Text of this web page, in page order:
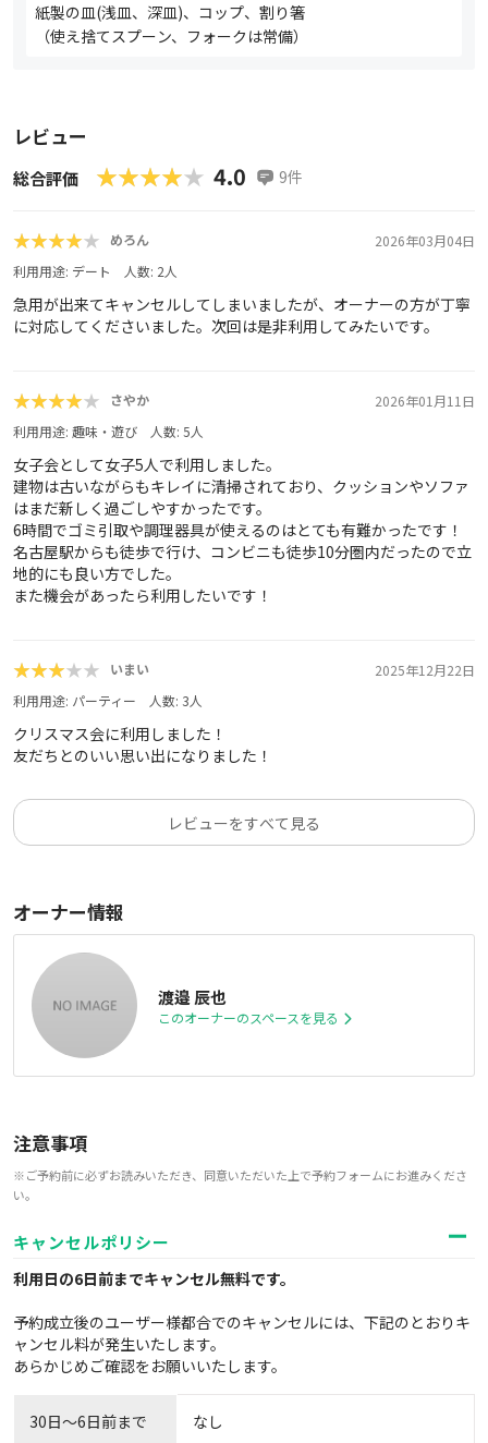
紙製の皿(浅皿、深皿)、コップ、割り箸
（使え捨てスプーン、フォークは常備）
レビュー
総合評価 ★★★★★
★★★★★ 4.0 9件
★★★★★
★★★★★ めろん
2026年03月04日
利用用途: デート 人数: 2人
急用が出来てキャンセルしてしまいましたが、オーナーの方が丁寧
に対応してくださいました。次回は是非利用してみたいです。
★★★★★
★★★★★ さやか
2026年01月11日
利用用途: 趣味・遊び 人数: 5人
女子会として女子5人で利用しました。
建物は古いながらもキレイに清掃されており、クッションやソファ
はまだ新しく過ごしやすかったです。
6時間でゴミ引取や調理器具が使えるのはとても有難かったです！
名古屋駅からも徒歩で行け、コンビニも徒歩10分圏内だったので立
地的にも良い方でした。
また機会があったら利用したいです！
★★★★★
★★★★★ いまい
2025年12月22日
利用用途: パーティー 人数: 3人
クリスマス会に利用しました！
友だちとのいい思い出になりました！
レビューをすべて見る
オーナー情報
渡邉 辰也
このオーナーのスペースを見る
注意事項
※ご予約前に必ずお読みいただき、同意いただいた上で予約フォームにお進みくださ
い。
キャンセルポリシー
利用日の6日前までキャンセル無料です。
予約成立後のユーザー様都合でのキャンセルには、下記のとおりキ
ャンセル料が発生いたします。
あらかじめご確認をお願いいたします。
30日〜6日前まで なし